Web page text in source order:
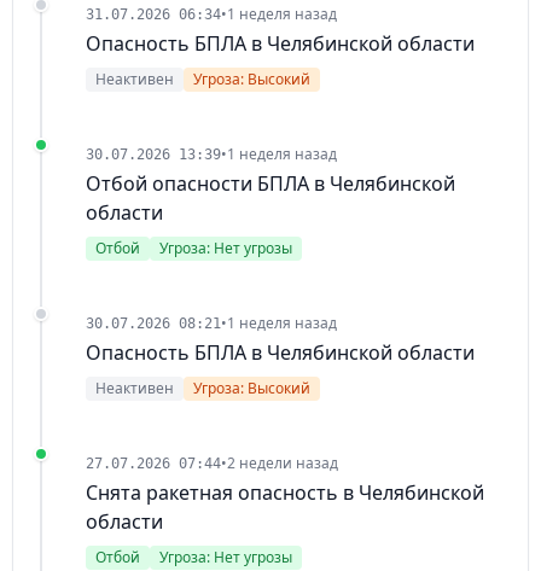
31.07.2026 06:34•1 неделя назад
Опасность БПЛА в Челябинской области
Неактивен Угроза: Высокий
30.07.2026 13:39•1 неделя назад
Отбой опасности БПЛА в Челябинской
области
Отбой Угроза: Нет угрозы
30.07.2026 08:21•1 неделя назад
Опасность БПЛА в Челябинской области
Неактивен Угроза: Высокий
27.07.2026 07:44•2 недели назад
Снята ракетная опасность в Челябинской
области
Отбой Угроза: Нет угрозы